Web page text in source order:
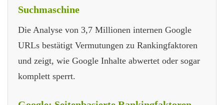
Suchmaschine
Die Analyse von 3,7 Millionen internen Google
URLs bestätigt Vermutungen zu Rankingfaktoren
und zeigt, wie Google Inhalte abwertet oder sogar
komplett sperrt.